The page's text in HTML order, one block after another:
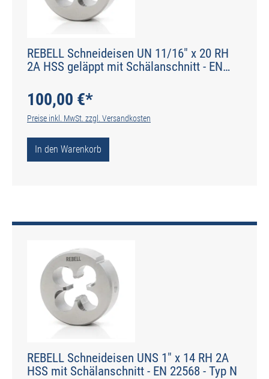
REBELL Schneideisen UN 11/16" x 20 RH
2A HSS geläppt mit Schälanschnitt - EN
100,00 €*
Preise inkl. MwSt. zzgl. Versandkosten
In den Warenkorb
REBELL Schneideisen UNS 1" x 14 RH 2A
HSS mit Schälanschnitt - EN 22568 - Typ N